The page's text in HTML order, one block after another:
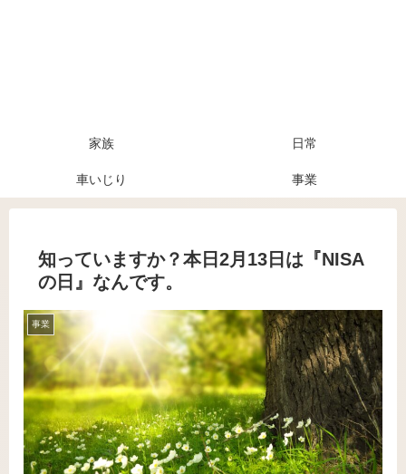
家族 日常
車いじり 事業
知っていますか？本日2月13日は『NISA
の日』なんです。
事業